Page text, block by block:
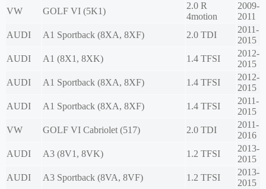
VW
GOLF VI (5K1)
2.0 R
4motion
2009-
2011
AUDI
A1 Sportback (8XA, 8XF) 2.0 TDI
2011-
2015
AUDI
A1 (8X1, 8XK) 1.4 TFSI
2012-
2015
AUDI
A1 Sportback (8XA, 8XF) 1.4 TFSI
2012-
2015
AUDI
A1 Sportback (8XA, 8XF) 1.4 TFSI
2011-
2015
VW
GOLF VI Cabriolet (517) 2.0 TDI
2011-
2016
AUDI
A3 (8V1, 8VK) 1.2 TFSI
2013-
2015
AUDI
A3 Sportback (8VA, 8VF) 1.2 TFSI
2013-
2015